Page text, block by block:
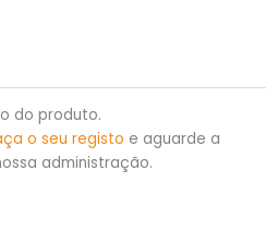
do produto.
o seu registo e aguarde a
administração.